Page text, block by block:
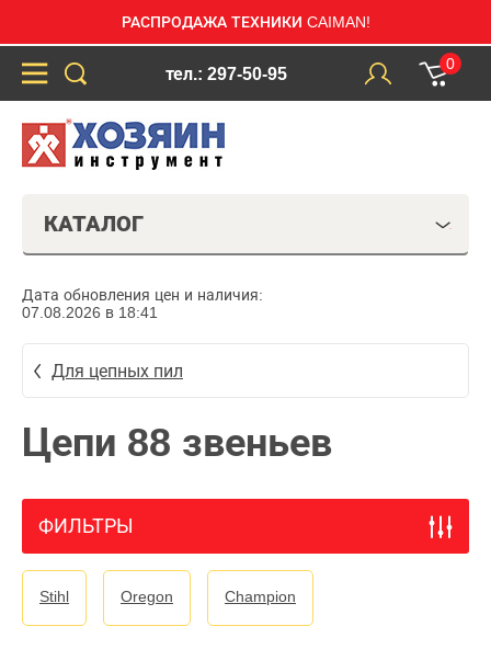
РАСПРОДАЖА ТЕХНИКИ CAIMAN!
тел.: 297-50-95
0
КАТАЛОГ
Дата обновления цен и наличия:
07.08.2026 в 18:41
Для цепных пил
Цепи 88 звеньев
ФИЛЬТРЫ
Stihl Oregon Champion